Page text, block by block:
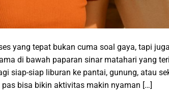
yang tepat bukan cuma soal gaya, tapi
di bawah paparan sinar matahari yang
siap-siap liburan ke pantai, gunung, atau
bisa bikin aktivitas makin nyaman […]